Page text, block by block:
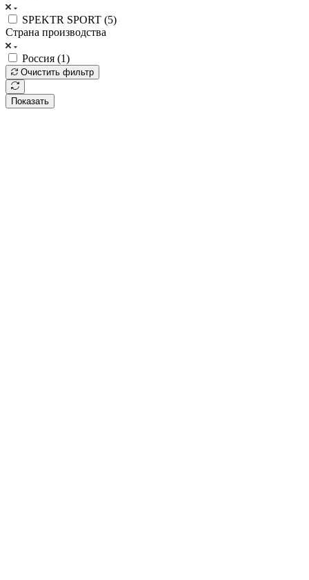
SPEKTR SPORT (5)
Страна производства
Россия (1)
Очистить фильтр
Показать